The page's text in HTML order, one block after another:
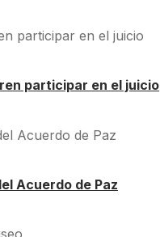
participar en el juicio
Acuerdo de Paz